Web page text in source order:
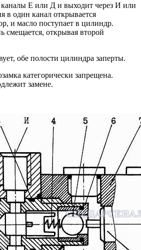
каналы Е или Д и выходит через И или
в один канал открывается
и масло поступает в цилиндр.
открывая второй
обе полости цилиндра заперты.
категорически запрещена.
замене.